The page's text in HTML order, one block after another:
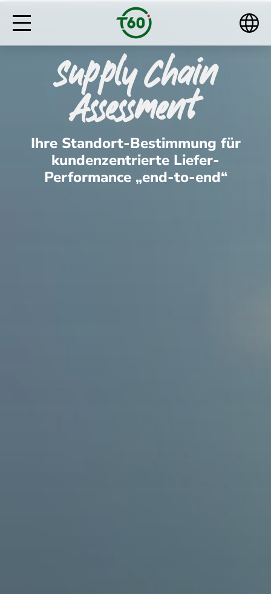
Supply Chain
Assessment
Ihre Standort-Bestimmung für
kundenzentrierte Liefer-
Performance „end-to-end“